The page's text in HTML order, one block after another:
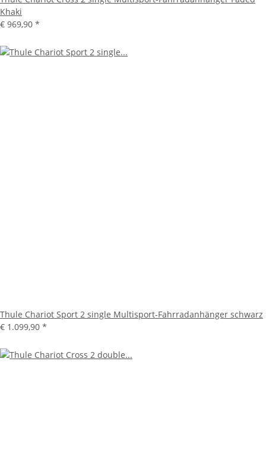
Khaki
€ 969,90 *
Thule Chariot Sport 2 single Multisport-Fahrradanhänger schwarz
€ 1.099,90 *